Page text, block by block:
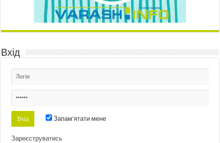
Вхід
Запам'ятати мене
Зареєструватись